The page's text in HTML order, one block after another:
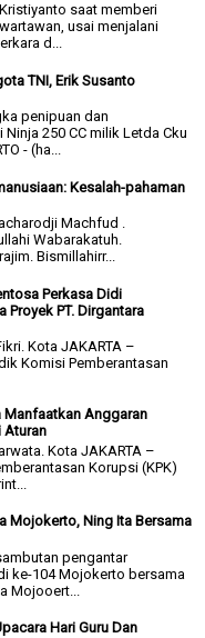
saat memberi
usai menjalani
d...
TNI, Erik Susanto
penipuan dan
250 CC milik Letda Cku
- (ha...
Kesalah-pahaman
Machfud .
Wabarakatuh.
Bismillahirr...
Perkasa Didi
Proyek PT. Dirgantara
Kota JAKARTA –
Komisi Pemberantasan
Manfaatkan Anggaran
Aturan
Kota JAKARTA –
Korupsi (KPK)
Mojokerto, Ning Ita Bersama
pengantar
ke-104 Mojokerto bersama
Mojooert...
Hari Guru Dan